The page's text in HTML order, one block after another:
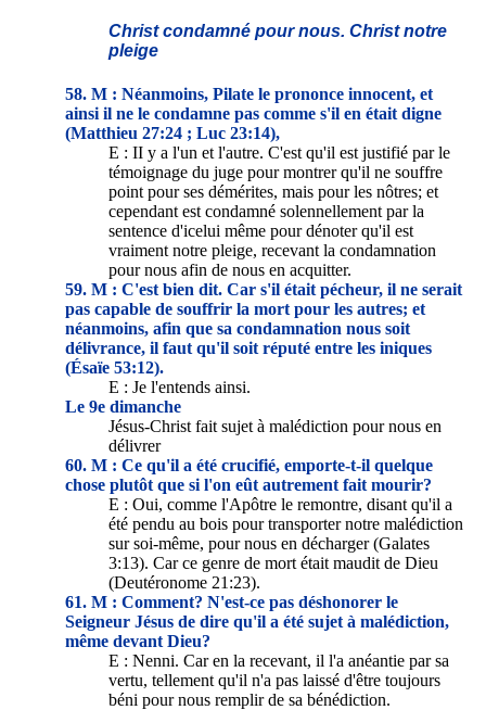
Christ condamné pour nous. Christ notre
pleige
58. M : Néanmoins, Pilate le prononce innocent, et
ainsi il ne le condamne pas comme s'il en était digne
(Matthieu 27:24 ; Luc 23:14),
E : II y a l'un et l'autre. C'est qu'il est justifié par le
témoignage du juge pour montrer qu'il ne souffre
point pour ses démérites, mais pour les nôtres; et
cependant est condamné solennellement par la
sentence d'icelui même pour dénoter qu'il est
vraiment notre pleige, recevant la condamnation
pour nous afin de nous en acquitter.
59. M : C'est bien dit. Car s'il était pécheur, il ne serait
pas capable de souffrir la mort pour les autres; et
néanmoins, afin que sa condamnation nous soit
délivrance, il faut qu'il soit réputé entre les iniques
(Ésaïe 53:12).
E : Je l'entends ainsi.
Le 9e dimanche
Jésus-Christ fait sujet à malédiction pour nous en
délivrer
60. M : Ce qu'il a été crucifié, emporte-t-il quelque
chose plutôt que si l'on eût autrement fait mourir?
E : Oui, comme l'Apôtre le remontre, disant qu'il a
été pendu au bois pour transporter notre malédiction
sur soi-même, pour nous en décharger (Galates
3:13). Car ce genre de mort était maudit de Dieu
(Deutéronome 21:23).
61. M : Comment? N'est-ce pas déshonorer le
Seigneur Jésus de dire qu'il a été sujet à malédiction,
même devant Dieu?
E : Nenni. Car en la recevant, il l'a anéantie par sa
vertu, tellement qu'il n'a pas laissé d'être toujours
béni pour nous remplir de sa bénédiction.